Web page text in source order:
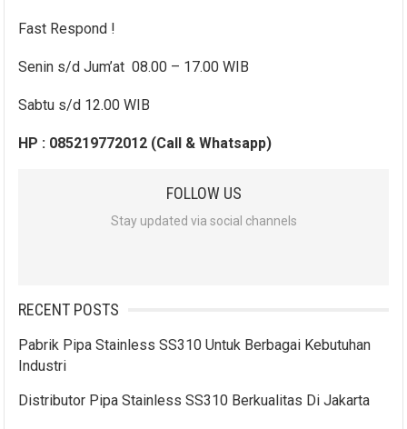
Fast Respond !
Senin s/d Jum’at 08.00 – 17.00 WIB
Sabtu s/d 12.00 WIB
HP : 085219772012 (Call & Whatsapp)
FOLLOW US
Stay updated via social channels
RECENT POSTS
Pabrik Pipa Stainless SS310 Untuk Berbagai Kebutuhan
Industri
Distributor Pipa Stainless SS310 Berkualitas Di Jakarta